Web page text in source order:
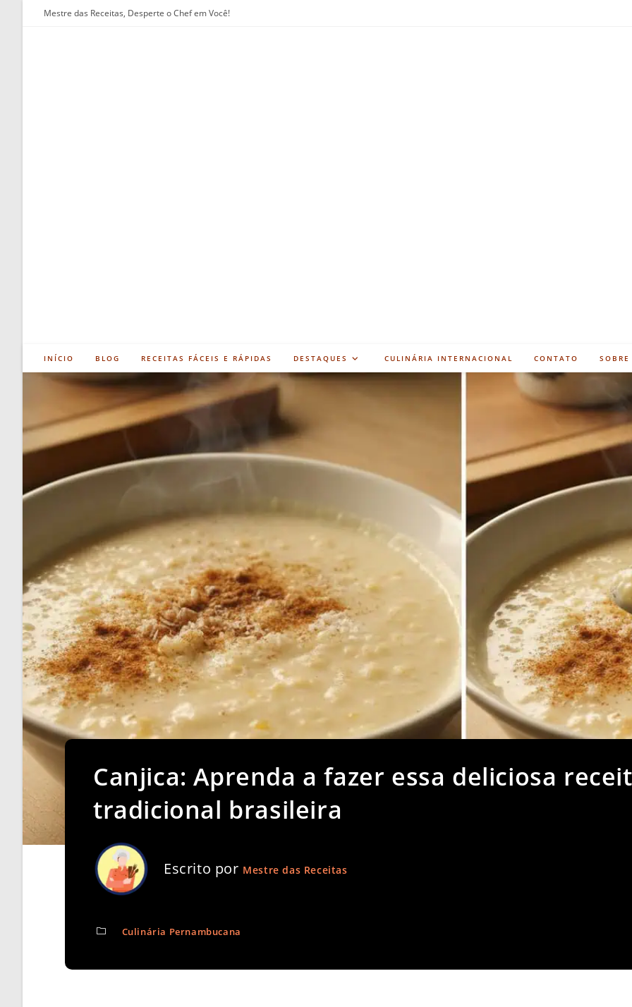
Mestre das Receitas, Desperte o Chef em Você!
INÍCIO BLOG RECEITAS FÁCEIS E RÁPIDAS DESTAQUES CULINÁRIA INTERNACIONAL CONTATO SOBRE
Canjica: Aprenda a fazer essa deliciosa
tradicional brasileira
Escrito por Mestre das Receitas
Culinária Pernambucana